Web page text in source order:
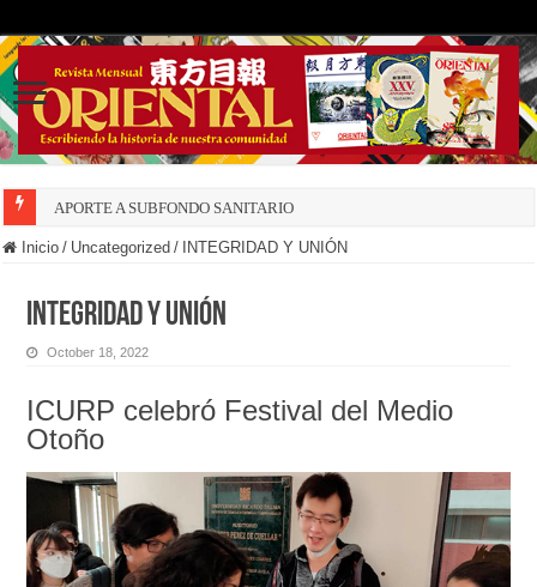
APORTE A SUBFONDO SANITARIO
Inicio / Uncategorized / INTEGRIDAD Y UNIÓN
INTEGRIDAD Y UNIÓN
October 18, 2022
ICURP celebró Festival del Medio
Otoño